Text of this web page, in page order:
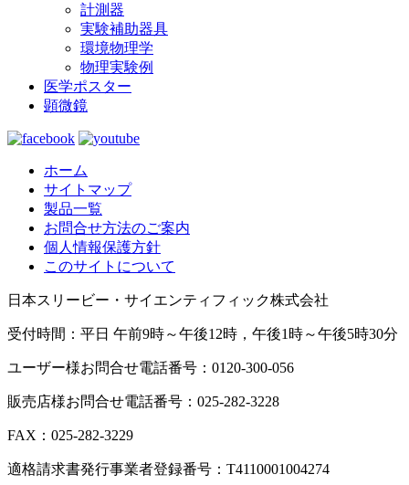
計測器
実験補助器具
環境物理学
物理実験例
医学ポスター
顕微鏡
ホーム
サイトマップ
製品一覧
お問合せ方法のご案内
個人情報保護方針
このサイトについて
日本スリービー・サイエンティフィック株式会社
受付時間：平日 午前9時～午後12時，午後1時～午後5時30分
ユーザー様お問合せ電話番号：0120-300-056
販売店様お問合せ電話番号：025-282-3228
FAX：025-282-3229
適格請求書発行事業者登録番号：T4110001004274